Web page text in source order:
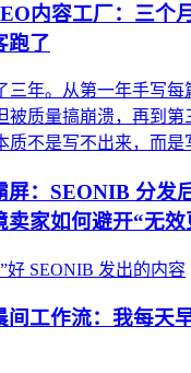
内容工厂：三个
跑了
三年。从第一年手写每
被质量搞崩溃，再到
质不是写不出来，而是
屏：SEONIB 分发
卖家如何避开“无效
好 SEONIB 发出的内容
间工作流：我每天